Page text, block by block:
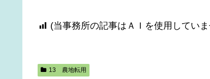
(当事務所の記事はＡＩを使用してい
13 農地転用